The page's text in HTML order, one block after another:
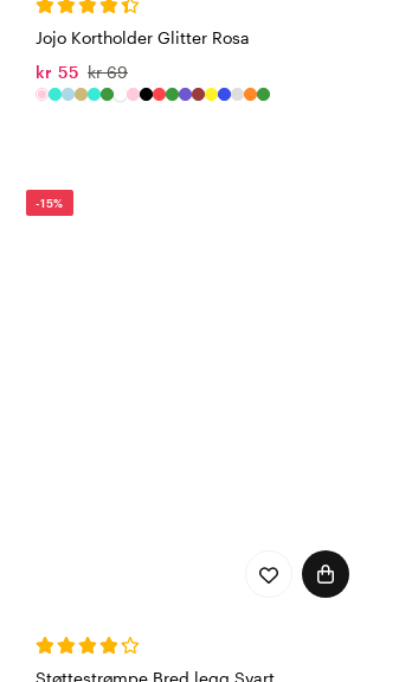
Jojo Kortholder Glitter Rosa
kr 55 kr 69
-15%